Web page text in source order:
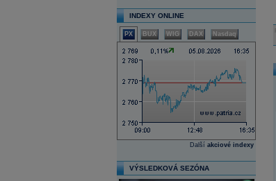
INDEXY ONLINE
PX BUX WIG DAX Nasdaq
Další akciové indexy
VÝSLEDKOVÁ SEZÓNA